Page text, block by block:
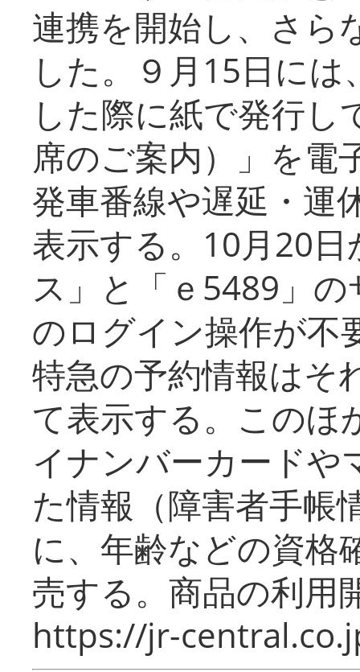
連携を開始し、さら
した。９月15日に
した際に紙で発行し
席のご案内）」を電
発車番線や遅延・運
表示する。10月20
ス」と「ｅ5489」
のログイン操作が不
特急の予約情報はそ
て表示する。このほ
イナンバーカードや
た情報（障害者手帳
に、年齢などの資格
売する。商品の利用
https://jr-